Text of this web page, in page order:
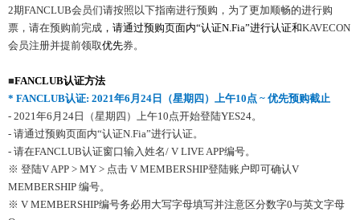
2期FANCLUB会员们请按照以下指南进行预购，为了更加顺畅的进行购
票，请在预购前完成 ，请通过预购页面内“认证N.Fia”进行认证和KAVECON
会员注册并提前领取优先券。
■FANCLUB认证方法
* FANCLUB认证: 2021年6月 24 日（星期四）上午10点 ~ 优先预购截止
- 2021年6月24日（星期四）上午10点开始登陆YES24。
- 请通过预购页面内“认证N.Fia”进行认证。
- 请在FANCLUB认证窗口输入姓名/ V LIVE APP编号。
※ 登陆V APP > MY > 点击 V MEMBERSHIP登陆账户即可确认V
MEMBERSHIP 编号。
※ V MEMBERSHIP编号务必用大写字母填写并注意区分数字0与英文字母